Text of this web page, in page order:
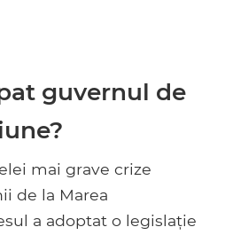
guvernul de
mai grave crize
de la Marea
a adoptat o legislație